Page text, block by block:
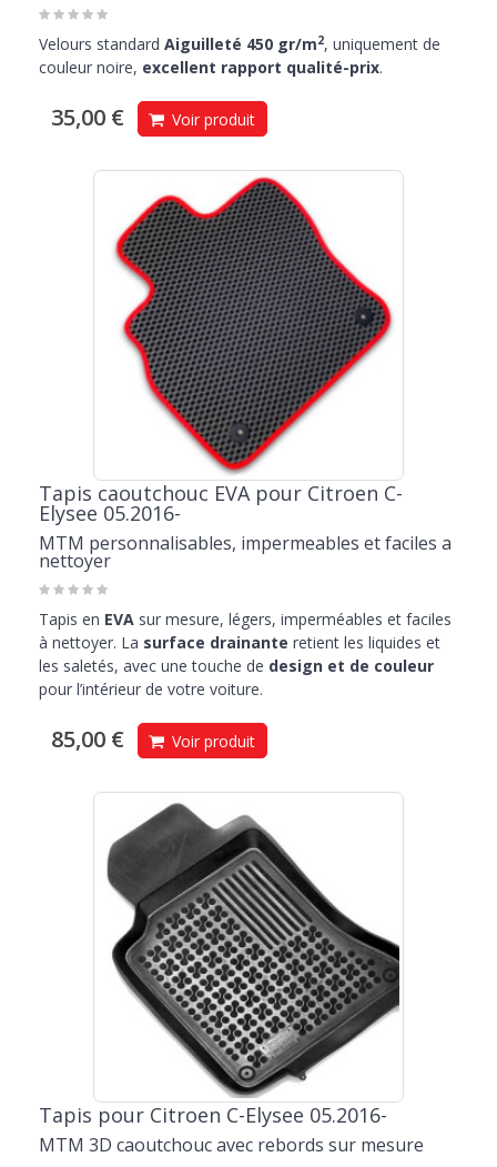
Velours standard Aiguilleté 450 gr/m2, uniquement de
couleur noire, excellent rapport qualité-prix.
35,00 € Voir produit
Tapis caoutchouc EVA pour Citroen C-
Elysee 05.2016-
MTM personnalisables, impermeables et faciles a
nettoyer
Tapis en EVA sur mesure, légers, imperméables et faciles
à nettoyer. La surface drainante retient les liquides et
les saletés, avec une touche de design et de couleur
pour l’intérieur de votre voiture.
85,00 € Voir produit
Tapis pour Citroen C-Elysee 05.2016-
MTM 3D caoutchouc avec rebords sur mesure